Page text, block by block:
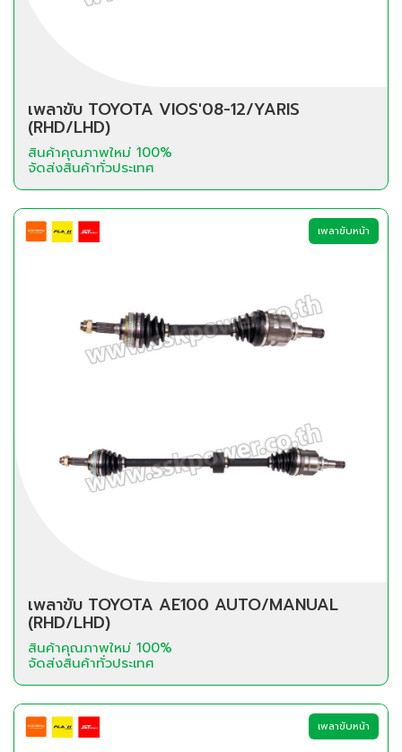
เพลาขับ TOYOTA VIOS'08-12/YARIS
(RHD/LHD)
สินค้าคุณภาพใหม่ 100%
จัดส่งสินค้าทั่วประเทศ
เพลาขับหน้า
เพลาขับ TOYOTA AE100 AUTO/MANUAL
(RHD/LHD)
สินค้าคุณภาพใหม่ 100%
จัดส่งสินค้าทั่วประเทศ
เพลาขับหน้า